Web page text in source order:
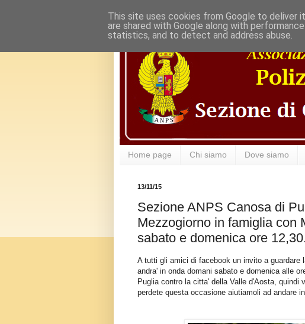
Home page Chi siamo Dove siamo
13/11/15
Sezione ANPS Canosa di
Mezzogiorno in famiglia con
sabato e domenica ore
A tutti gli amici di facebook un invito a
andra' in onda domani sabato e domenica alle
Puglia contro la citta' della Valle d'Aosta,
perdete questa occasione aiutiamoli ad andare
This site uses cookies from Google to deliver
are shared with Google along with
statistics, and to detect and address abuse.